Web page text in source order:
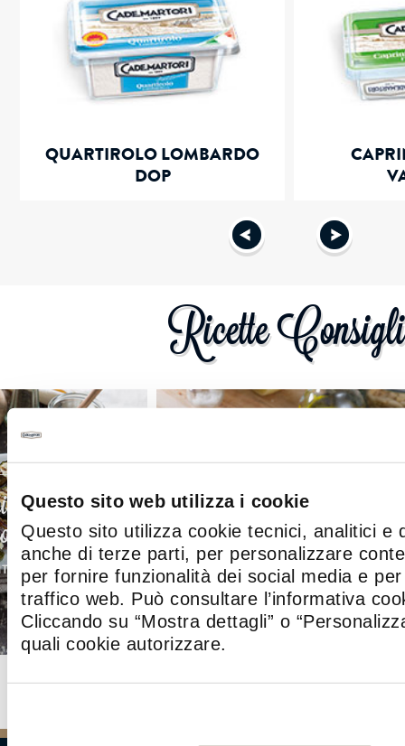
Questo sito web utilizza i cookie
Questo sito utilizza cookie tecnici, analitici e
anche di terze parti, per personalizzare
per fornire funzionalità dei social media e
traffico web. Può consultare l’informativa
Cliccando su “Mostra dettagli” o
quali cookie autorizzare.
QUARTIROLO LOMBARDO
DOP
Ricette
verdure e
miele e pepe
Insalata tiepida di spinaci
novelli e scaglie di